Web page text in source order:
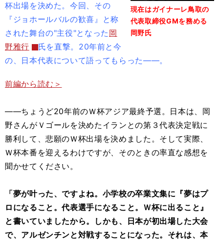
現在はガイナーレ鳥取の
代表取締役GMを務める
岡野氏
杯出場を決めた。今回、その
『ジョホールバルの歓喜』と称
された舞台の"主役"となった 岡
野雅行
氏を直撃。20年前と今
の、日本代表について語ってもらった――。
前編から読む＞
――ちょうど20年前のＷ杯アジア最終予選。日本は、岡
野さんがＶゴールを決めたイランとの第３代表決定戦に
勝利して、悲願のＷ杯出場を決めました。そして実際、
Ｗ杯本番を迎えるわけですが、そのときの率直な感想を
聞かせてください。
「夢が叶った、ですよね。小学校の卒業文集に『夢はプ
ロになること。代表選手になること。Ｗ杯に出ること』
と書いていましたから。しかも、日本が初出場した大会
で、アルゼンチンと対戦することになった。それは、本